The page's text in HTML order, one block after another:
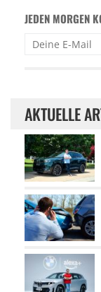
JEDEN MORGEN
AKTUELLE